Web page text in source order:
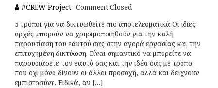
#CREW Project Comment Closed
5 τρόποι για να δικτυωθείτε πιο αποτελεσματικά Οι ίδιες
αρχές μπορούν να χρησιμοποιηθούν για την καλή
παρουσίαση του εαυτού σας στην αγορά εργασίας και την
επιτυχημένη δικτύωση. Είναι σημαντικό να μπορείτε να
παρουσιάσετε τον εαυτό σας και την ιδέα σας με τρόπο
που όχι μόνο δίνουν οι άλλοι προσοχή, αλλά και δείχνουν
εμπιστοσύνη. Ειδικά, αν […]